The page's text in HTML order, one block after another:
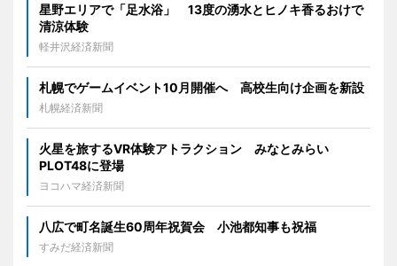
星野エリアで「足水浴」 13度の湧水とヒノキ香るおけで
清涼体験
軽井沢経済新聞
札幌でゲームイベント10月開催へ 高校生向け企画を新設
札幌経済新聞
火星を旅するVR体験アトラクション みなとみらい
PLOT48に登場
ヨコハマ経済新聞
八広で町名誕生60周年祝賀会 小池都知事も祝福
すみだ経済新聞